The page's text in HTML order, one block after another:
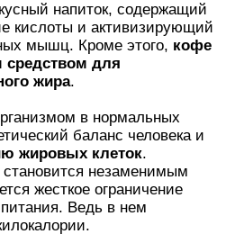
напиток, содержащий
кислоты и активизирующий
мышц. Кроме этого, кофе
средством для
жира.
в нормальных
баланс человека и
жировых клеток.
незаменимым
жесткое ограничение
Ведь в нем